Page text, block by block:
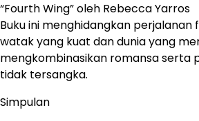
“Fourth Wing” oleh Rebecca Yarros
Buku ini menghidangkan perjalanan
watak yang kuat dan dunia yang
mengkombinasikan romansa serta
tidak tersangka.
Simpulan